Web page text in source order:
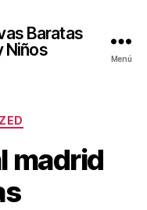
Baratas
Niños
Menú
madrid